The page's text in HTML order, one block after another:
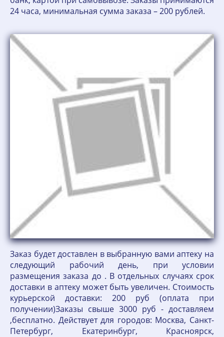
24 часа, минимальная сумма заказа – 200 рублей.
Заказ будет доставлен в выбранную вами аптеку на
следующий рабочий день, при условии
размещения заказа до . В отдельных случаях срок
доставки в аптеку может быть увеличен. Стоимость
курьерской доставки: 200 руб (оплата при
получении)Заказы свыше 3000 руб - доставляем
,бесплатно. Действует для городов: Москва, Санкт-
Петербург, Екатеринбург, Красноярск,